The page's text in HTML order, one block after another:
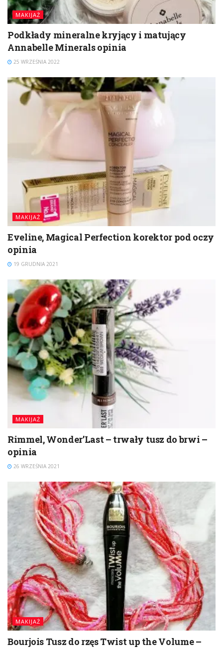
MAKIJAŻ
Podkłady mineralne kryjący i matujący
Annabelle Minerals opinia
25 WRZEŚNIA 2022
MAKIJAŻ
Eveline, Magical Perfection korektor pod oczy
opinia
19 GRUDNIA 2021
MAKIJAŻ
Rimmel, Wonder’Last – trwały tusz do brwi –
opinia
26 WRZEŚNIA 2021
MAKIJAŻ
Bourjois Tusz do rzęs Twist up the Volume –